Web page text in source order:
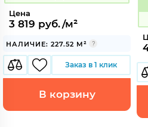
Цена
3 819 руб./м²
НАЛИЧИЕ: 227.52 М²
Заказ в 1 клик
В корзину